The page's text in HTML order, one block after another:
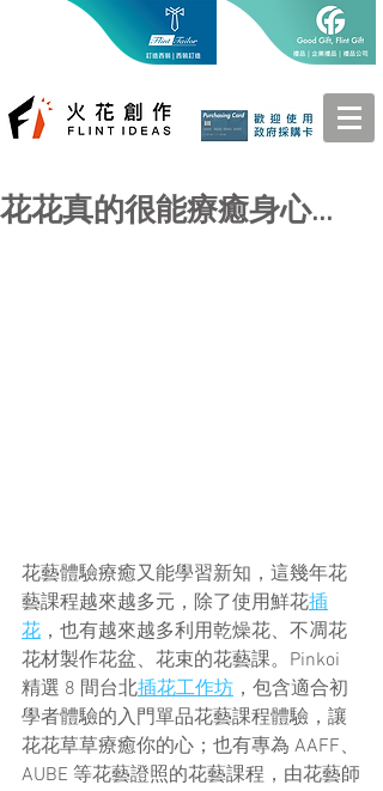
花花真的很能療癒身心...
花藝體驗療癒又能學習新知，這幾年花
藝課程越來越多元，除了使用鮮花插
花 ，也有越來越多利用乾燥花、不凋花
花材製作花盆、花束的花藝課。Pinkoi
精選 8 間台北插花工作坊 ，包含適合初
學者體驗的入門單品花藝課程體驗，讓
花花草草療癒你的心；也有專為 AAFF、
AUBE 等花藝證照的花藝課程，由花藝師